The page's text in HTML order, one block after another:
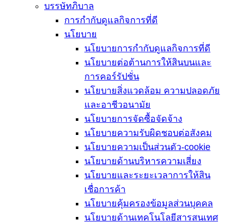
บรรษัทภิบาล
การกำกับดูแลกิจการที่ดี
นโยบาย
นโยบายการกำกับดูแลกิจการที่ดี
นโยบายต่อต้านการให้สินบนและ
การคอร์รัปชั่น
นโยบายสิ่งแวดล้อม ความปลอดภัย
และอาชีวอนามัย
นโยบายการจัดซื้อจัดจ้าง
นโยบายความรับผิดชอบต่อสังคม
นโยบายความเป็นส่วนตัว-cookie
นโยบายด้านบริหารความเสี่ยง
นโยบายและระยะเวลาการให้สิน
เชื่อการค้า
นโยบายคุ้มครองข้อมูลส่วนบุคคล
นโยบายด้านเทคโนโลยีสารสนเทศ